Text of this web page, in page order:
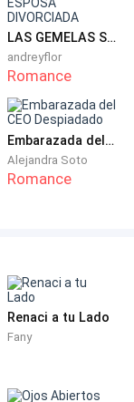
en los que
en esos tres
pobreza y se
azares del
comencé a
él me pidió
el muy
había vuelto a
noticia me
lo que
LAS GEMELAS SECRETAS DE LA ESPOSA DIVORCIADA
andreyflor
Romance
Embarazada del CEO Despiadado
Alejandra Soto
Romance
Renaci a tu Lado
Fany